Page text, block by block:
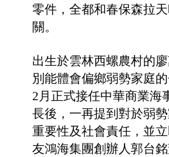
零件，全都和春保森拉
關。
出生於雲林西螺農村的
別能體會偏鄉弱勢家庭
2月正式接任中華商業海
長後，一再提到對於弱
重要性及社會責任，並
友鴻海集團創辦人郭台